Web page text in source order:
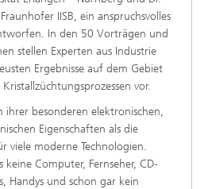
IISB, ein anspruchsvolles
In den 50 Vorträgen und
stellen Experten aus Industrie
Ergebnisse auf dem Gebiet
vor.
ihrer besonderen elektronischen,
Eigenschaften als die
viele moderne Technologien.
keine Computer, Fernseher, CD-
Handys und schon gar kein